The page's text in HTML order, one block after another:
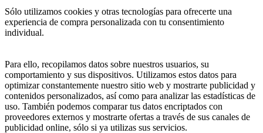
Sólo utilizamos cookies y otras tecnologías para ofrecerte una
experiencia de compra personalizada con tu consentimiento
individual.
Para ello, recopilamos datos sobre nuestros usuarios, su
comportamiento y sus dispositivos. Utilizamos estos datos para
optimizar constantemente nuestro sitio web y mostrarte publicidad y
contenidos personalizados, así como para analizar las estadísticas de
uso. También podemos comparar tus datos encriptados con
proveedores externos y mostrarte ofertas a través de sus canales de
publicidad online, sólo si ya utilizas sus servicios.